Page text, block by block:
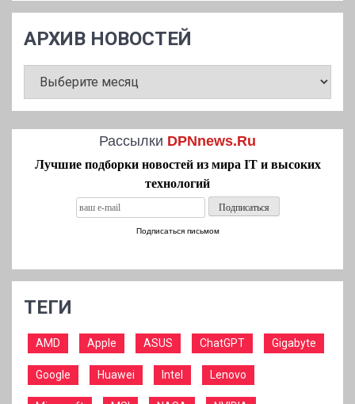
АРХИВ НОВОСТЕЙ
НОВОСТЕЙ
Рассылки DPNnews.Ru
Лучшие подборки новостей из мира IT и высоких
технологий
Подписаться письмом
ТЕГИ
AMD Apple ASUS ChatGPT Gigabyte
Google Huawei Intel Lenovo